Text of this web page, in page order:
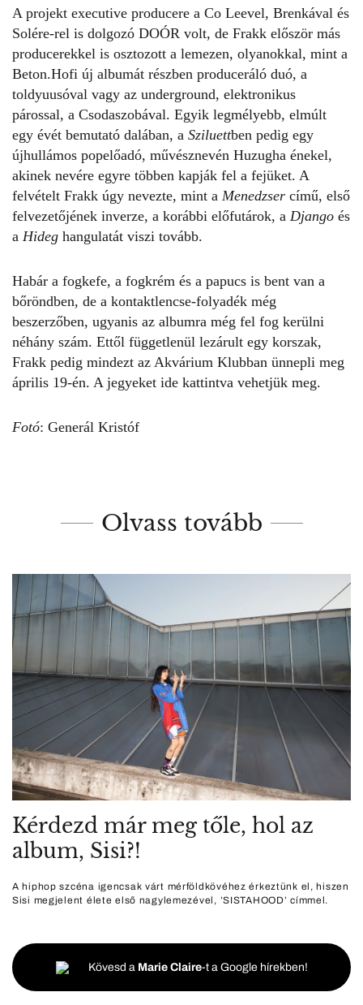
A projekt executive producere a Co Leevel, Brenkával és
Solére-rel is dolgozó DOÓR volt, de Frakk először más
producerekkel is osztozott a lemezen, olyanokkal, mint a
Beton.Hofi új albumát részben produceráló duó, a
toldyuusóval vagy az underground, elektronikus
párossal, a Csodaszobával. Egyik legmélyebb, elmúlt
egy évét bemutató dalában, a Sziluettben pedig egy
újhullámos popelőadó, művésznevén Huzugha énekel,
akinek nevére egyre többen kapják fel a fejüket. A
felvételt Frakk úgy nevezte, mint a Menedzser című, első
felvezetőjének inverze, a korábbi előfutárok, a Django és
a Hideg hangulatát viszi tovább.
Habár a fogkefe, a fogkrém és a papucs is bent van a
bőröndben, de a kontaktlencse-folyadék még
beszerzőben, ugyanis az albumra még fel fog kerülni
néhány szám. Ettől függetlenül lezárult egy korszak,
Frakk pedig mindezt az Akvárium Klubban ünnepli meg
április 19-én. A jegyeket ide kattintva vehetjük meg.
Fotó: Generál Kristóf
Olvass tovább
Kérdezd már meg tőle, hol az
album, Sisi?!
A hiphop szcéna igencsak várt mérföldkövéhez érkeztünk el, hiszen
Sisi megjelent élete első nagylemezével, ’SISTAHOOD’ címmel.
Kövesd a Marie Claire-t a Google hírekben!